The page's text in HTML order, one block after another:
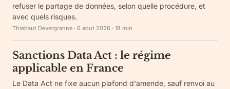
refuser le partage de données, selon quelle procédure, et
avec quels risques.
Thiebaut Devergranne · 6 aout 2026 · 18 min
Sanctions Data Act : le régime
applicable en France
Le Data Act ne fixe aucun plafond d'amende, sauf renvoi au